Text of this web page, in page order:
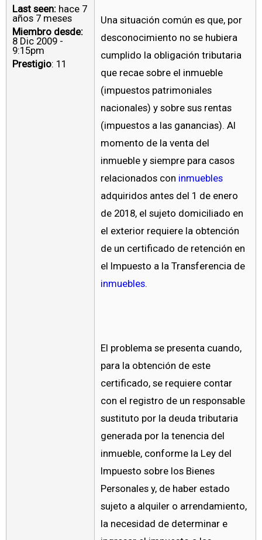
Last seen: hace 7
años 7 meses
Miembro desde:
8 Dic 2009 -
9:15pm
Prestigio: 11
Una situación común es que, por
desconocimiento no se hubiera
cumplido la obligación tributaria
que recae sobre el inmueble
(impuestos patrimoniales
nacionales) y sobre sus rentas
(impuestos a las ganancias). Al
momento de la venta del
inmueble y siempre para casos
relacionados con inmuebles
adquiridos antes del 1 de enero
de 2018, el sujeto domiciliado en
el exterior requiere la obtención
de un certificado de retención en
el Impuesto a la Transferencia de
inmuebles.
El problema se presenta cuando,
para la obtención de este
certificado, se requiere contar
con el registro de un responsable
sustituto por la deuda tributaria
generada por la tenencia del
inmueble, conforme la Ley del
Impuesto sobre los Bienes
Personales y, de haber estado
sujeto a alquiler o arrendamiento,
la necesidad de determinar e